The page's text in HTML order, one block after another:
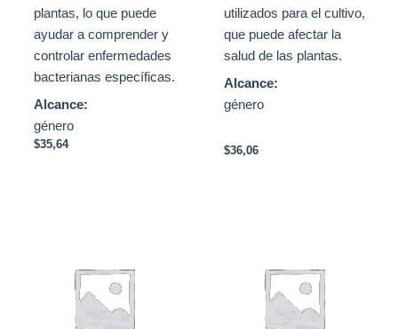
plantas, lo que puede
ayudar a comprender y
controlar enfermedades
bacterianas específicas.
Alcance:
género
$35,64
utilizados para el cultivo,
que puede afectar la
salud de las plantas.
Alcance:
género
$36,06